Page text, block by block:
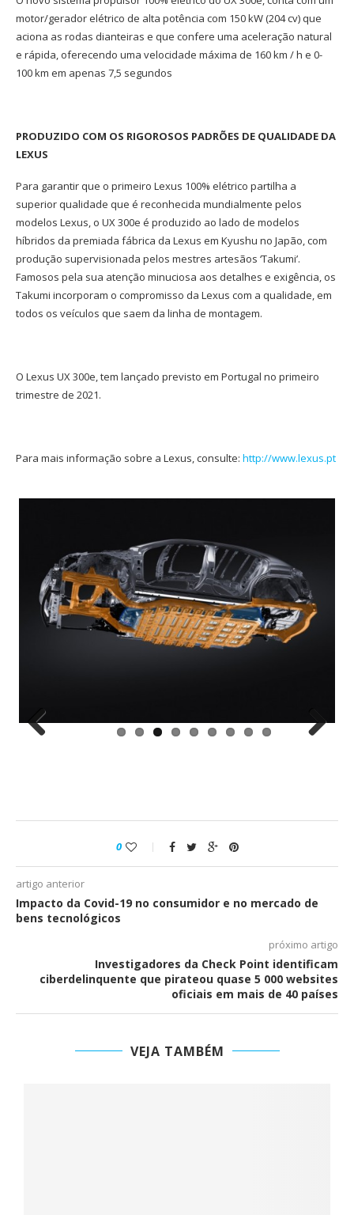
motor/gerador elétrico de alta potência com 150 kW (204 cv) que
aciona as rodas dianteiras e que confere uma aceleração natural
e rápida, oferecendo uma velocidade máxima de 160 km / h e 0-
100 km em apenas 7,5 segundos
PRODUZIDO COM OS RIGOROSOS PADRÕES DE QUALIDADE DA
LEXUS
Para garantir que o primeiro Lexus 100% elétrico partilha a
superior qualidade que é reconhecida mundialmente pelos
modelos Lexus, o UX 300e é produzido ao lado de modelos
híbridos da premiada fábrica da Lexus em Kyushu no Japão, com
produção supervisionada pelos mestres artesãos ‘Takumi’.
Famosos pela sua atenção minuciosa aos detalhes e exigência, os
Takumi incorporam o compromisso da Lexus com a qualidade, em
todos os veículos que saem da linha de montagem.
O Lexus UX 300e, tem lançado previsto em Portugal no primeiro
trimestre de 2021.
Para mais informação sobre a Lexus, consulte: http://www.lexus.pt
0
artigo anterior
Impacto da Covid-19 no consumidor e no mercado de
bens tecnológicos
próximo artigo
Investigadores da Check Point identificam
ciberdelinquente que pirateou quase 5 000 websites
oficiais em mais de 40 países
VEJA TAMBÉM